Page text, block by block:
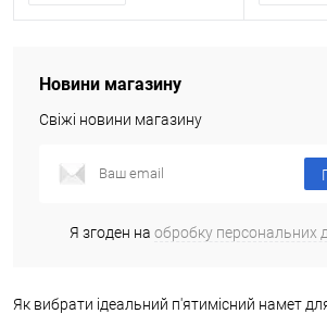
Новини магазину
Свіжі новини магазину
Я згоден на обробку персональних
Як вибрати ідеальний п'ятимісний намет